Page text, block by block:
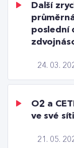
24. 03.
Další
poslední
21. 05.
O2 a
ve své